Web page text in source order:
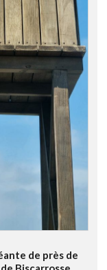
de près de